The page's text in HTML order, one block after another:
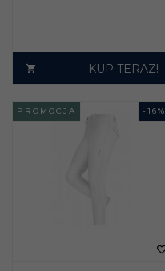
KUP TERAZ!
- 16%
PROMOCJA